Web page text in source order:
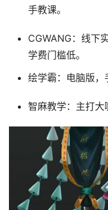
手教课。
CGWANG：线下
学费门槛低。
绘学霸：电脑版，
智麻教学：主打大